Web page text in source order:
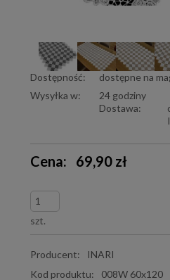
Dostępność:
dostępne na
Wysyłka w:
24 godziny
Dostawa:
Cena nie zawiera
Cena: 69,90 zł
szt.
Producent:
INARI
Kod produktu:
008W 60x120